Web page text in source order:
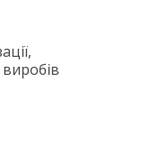
виробів